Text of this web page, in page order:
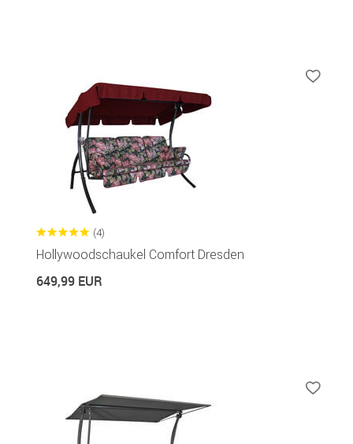
(4)
Hollywoodschaukel Comfort Dresden
649,99 EUR